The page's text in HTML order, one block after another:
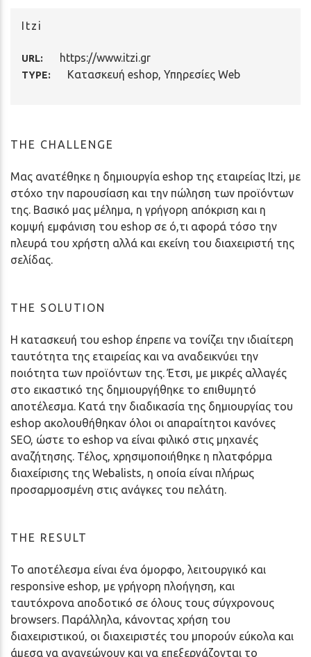
Itzi
URL: https://www.itzi.gr
TYPE: Κατασκευή eshop, Υπηρεσίες Web
THE CHALLENGE
Μας ανατέθηκε η δημιουργία eshop της εταιρείας Itzi, με
στόχο την παρουσίαση και την πώληση των προϊόντων
της. Βασικό μας μέλημα, η γρήγορη απόκριση και η
κομψή εμφάνιση του eshop σε ό,τι αφορά τόσο την
πλευρά του χρήστη αλλά και εκείνη του διαχειριστή της
σελίδας.
THE SOLUTION
Η κατασκευή του eshop έπρεπε να τονίζει την ιδιαίτερη
ταυτότητα της εταιρείας και να αναδεικνύει την
ποιότητα των προϊόντων της. Έτσι, με μικρές αλλαγές
στο εικαστικό της δημιουργήθηκε το επιθυμητό
αποτέλεσμα. Κατά την διαδικασία της δημιουργίας του
eshop ακολουθήθηκαν όλοι οι απαραίτητοι κανόνες
SEO, ώστε το eshop να είναι φιλικό στις μηχανές
αναζήτησης. Τέλος, χρησιμοποιήθηκε η πλατφόρμα
διαχείρισης της Webalists, η οποία είναι πλήρως
προσαρμοσμένη στις ανάγκες του πελάτη.
THE RESULT
Το αποτέλεσμα είναι ένα όμορφο, λειτουργικό και
responsive eshop, με γρήγορη πλοήγηση, και
ταυτόχρονα αποδοτικό σε όλους τους σύγχρονους
browsers. Παράλληλα, κάνοντας χρήση του
διαχειριστικού, οι διαχειριστές του μπορούν εύκολα και
άμεσα να ανανεώνουν και να επεξεργάζονται το